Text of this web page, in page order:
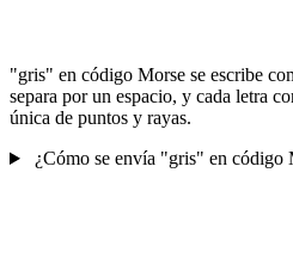
"gris" en código Morse se escribe
separa por un espacio, y cada letra
única de puntos y rayas.
¿Cómo se envía "gris" en código